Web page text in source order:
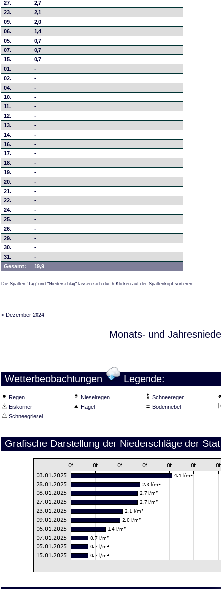
27.
2,7
23.
2,1
09.
2,0
06.
1,4
05.
0,7
07.
0,7
15.
0,7
01.
-
02.
-
04.
-
10.
-
11.
-
12.
-
13.
-
14.
-
16.
-
17.
-
18.
-
19.
-
20.
-
21.
-
22.
-
24.
-
25.
-
26.
-
29.
-
30.
-
31.
-
Gesamt:
19,9
Die Spalten "Tag" und "Niederschlag" lassen sich durch Klicken auf den Spaltenkopf sortieren.
< Dezember 2024
Monats- und
Wetterbeobachtungen Legende:
Regen Nieselregen
Schneeregen
Eiskörner
Hagel
Bodennebel
Schneegriesel
Grafische Darstellung der Niederschläge der